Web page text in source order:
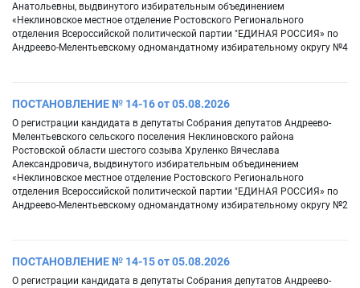
Анатольевны, выдвинутого избирательным объединением
«Неклиновское местное отделение Ростовского Регионального
отделения Всероссийской политической партии "ЕДИНАЯ РОССИЯ» по
Андреево-Мелентьевскому одномандатному избирательному округу №4
ПОСТАНОВЛЕНИЕ № 14-16 от 05.08.2026
О регистрации кандидата в депутаты Собрания депутатов Андреево-
Мелентьевского сельского поселения Неклиновского района
Ростовской области шестого созыва Хруленко Вячеслава
Александровича, выдвинутого избирательным объединением
«Неклиновское местное отделение Ростовского Регионального
отделения Всероссийской политической партии "ЕДИНАЯ РОССИЯ» по
Андреево-Мелентьевскому одномандатному избирательному округу №2
ПОСТАНОВЛЕНИЕ № 14-15 от 05.08.2026
О регистрации кандидата в депутаты Собрания депутатов Андреево-